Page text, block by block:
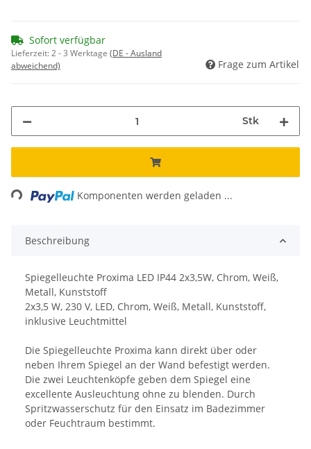
Sofort verfügbar
Lieferzeit:2 - 3 Werktage (DE - Ausland
abweichend)
Frage zum Artikel
Stk
Loading... Komponenten werden geladen ...
Beschreibung
Spiegelleuchte Proxima LED IP44 2x3,5W, Chrom, Weiß,
Metall, Kunststoff
2x3,5 W, 230 V, LED, Chrom, Weiß, Metall, Kunststoff,
inklusive Leuchtmittel
Die Spiegelleuchte Proxima kann direkt über oder
neben Ihrem Spiegel an der Wand befestigt werden.
Die zwei Leuchtenköpfe geben dem Spiegel eine
excellente Ausleuchtung ohne zu blenden. Durch
Spritzwasserschutz für den Einsatz im Badezimmer
oder Feuchtraum bestimmt.